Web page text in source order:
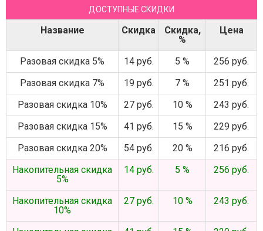
ДОСТУПНЫЕ СКИДКИ
Название Скидка
Скидка,
%
Цена
Разовая скидка 5% 14 руб. 5 %
256 руб.
Разовая скидка 7%
19 руб. 7 %
251 руб.
Разовая скидка 10%
27 руб. 10 %
243 руб.
Разовая скидка 15%
41 руб. 15 %
229 руб.
Разовая скидка 20%
54 руб. 20 %
216 руб.
Накопительная скидка
5%
14 руб. 5 % 256 руб.
Накопительная скидка
10%
27 руб. 10 % 243 руб.